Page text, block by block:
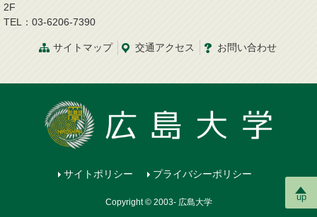
up
2F
TEL：03-6206-7390
サイトマップ 交通アクセス お問い合わせ
サイトポリシー プライバシーポリシー
Copyright © 2003- 広島大学